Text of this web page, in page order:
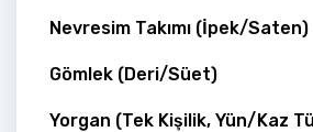
Nevresim Takımı (İpek/Saten)
Gömlek (Deri/Süet)
Yorgan (Tek Kişilik, Yün/Kaz